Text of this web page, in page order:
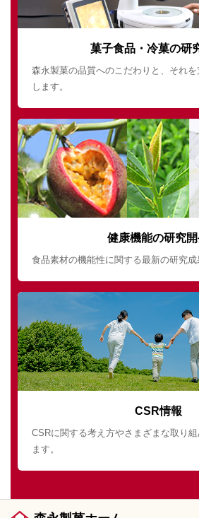
菓子食品・冷菓の研
森永製菓の品質へのこだわりと、それ
します。
健康機能の研究
食品素材の機能性に関する最新の研究成
CSR情報
CSRに関する考え方やさまざまな取り
ます。